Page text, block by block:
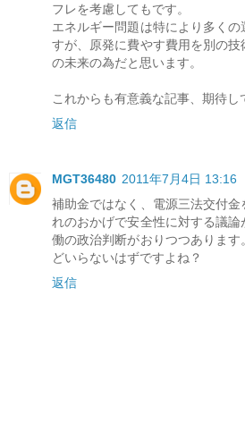
フレを考慮してもです。
エネルギー問題は特により多く
すが、原発に費やす費用を別の
の未来の為だと思います。
これからも有意義な記事、期待し
返信
MGT36480 2011年7月4日 13:16
補助金ではなく、電源三法交付金
れのおかげで安全性に対する議
働の政治判断がおりつつありま
どいらないはずですよね？
返信